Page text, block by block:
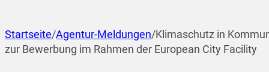
Startseite/Agentur-Meldungen/Klimaschutz in
zur Bewerbung im Rahmen der European City Facility